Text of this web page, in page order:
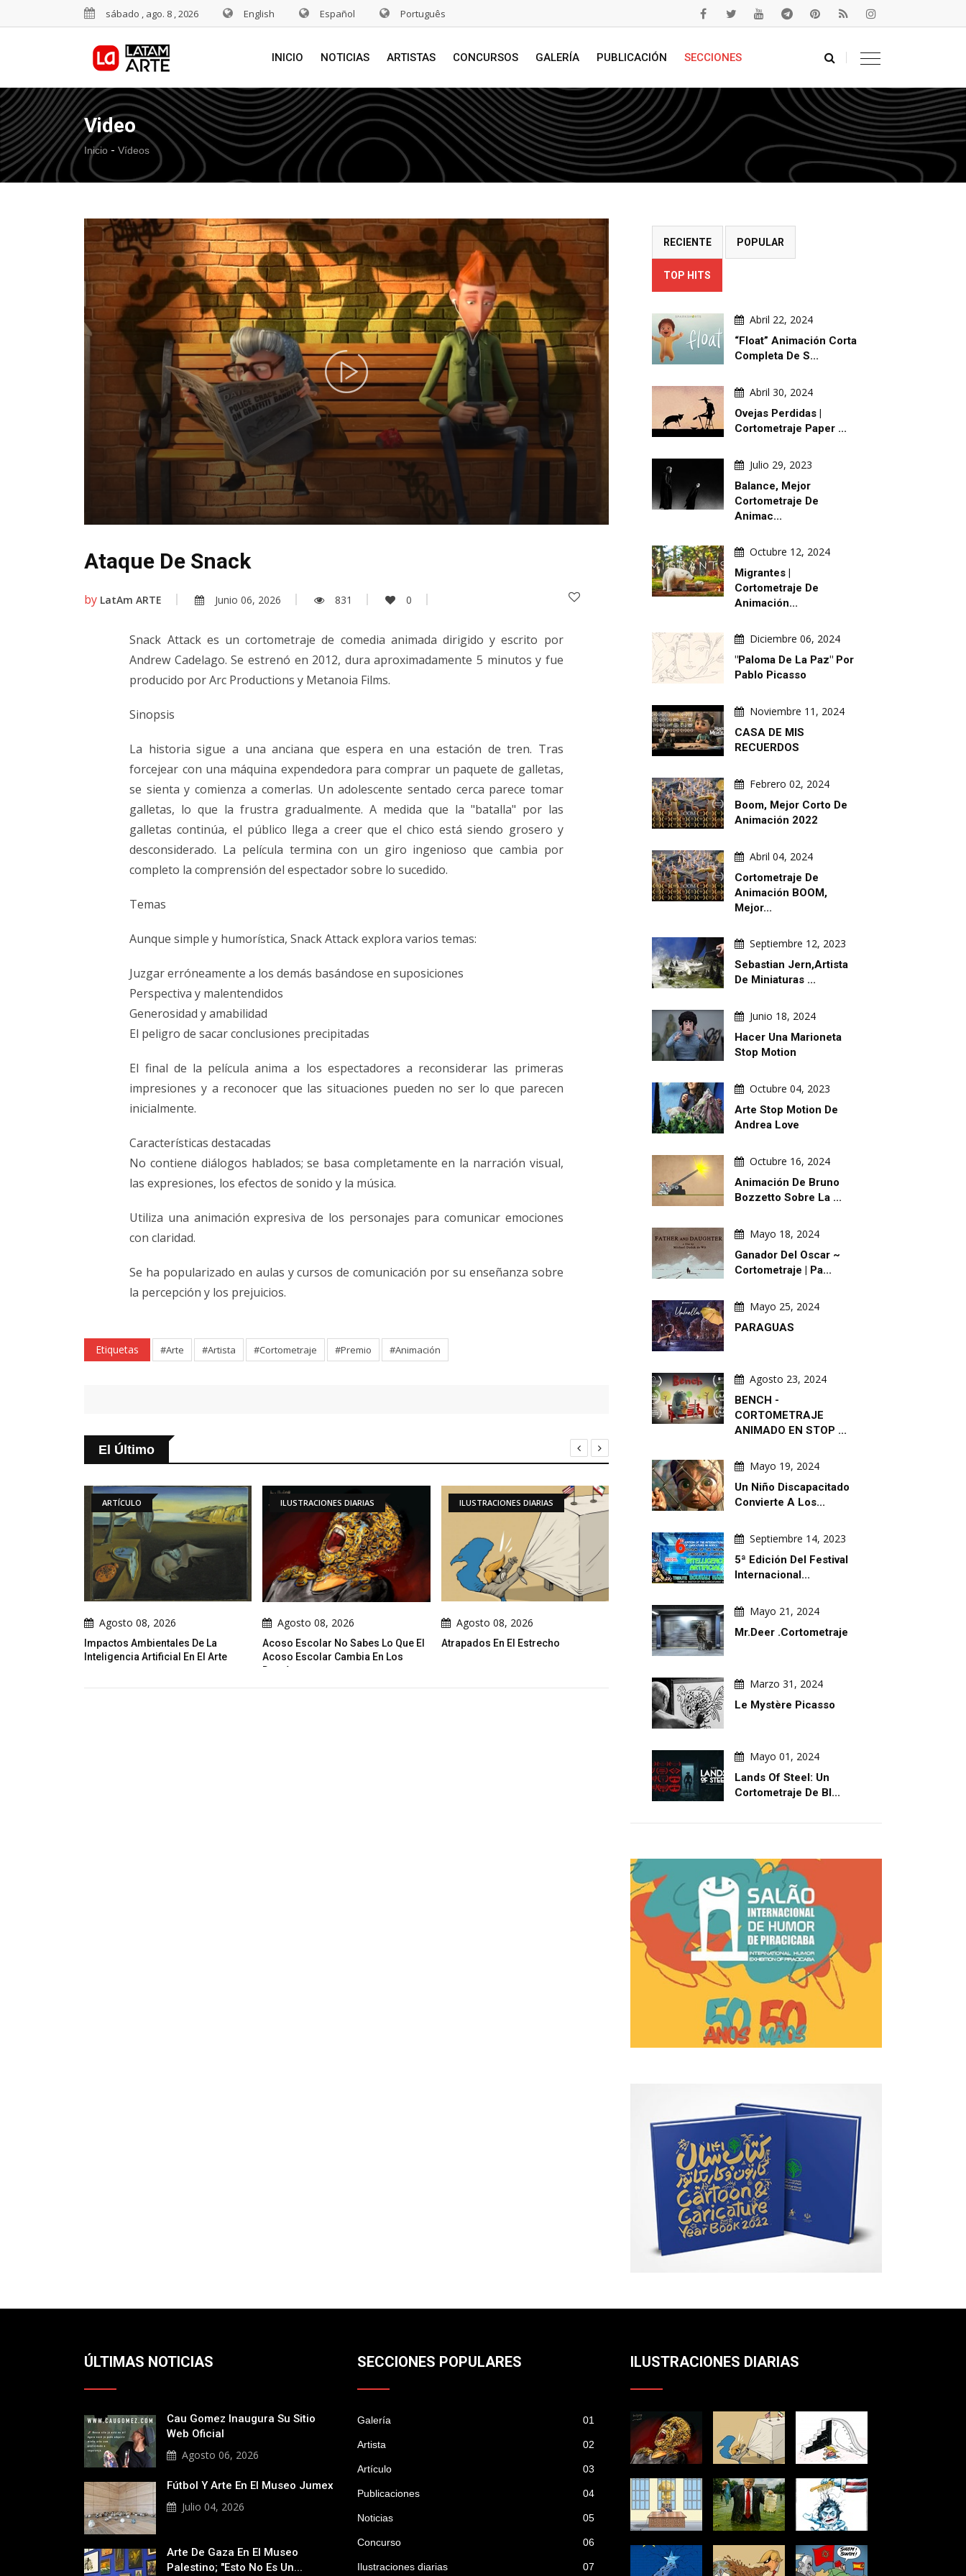
sábado , ago. 8 , 2026 English Español Português
INICIO NOTICIAS ARTISTAS CONCURSOS GALERÍA PUBLICACIÓN SECCIONES
Video
Inicio - Vídeos
Ataque De Snack
by LatAm ARTE Junio 06, 2026 831 0
Snack Attack es un cortometraje de comedia animada dirigido y escrito por
Andrew Cadelago. Se estrenó en 2012, dura aproximadamente 5 minutos y fue
producido por Arc Productions y Metanoia Films.
Sinopsis
La historia sigue a una anciana que espera en una estación de tren. Tras
forcejear con una máquina expendedora para comprar un paquete de galletas,
se sienta y comienza a comerlas. Un adolescente sentado cerca parece tomar
galletas, lo que la frustra gradualmente. A medida que la "batalla" por las
galletas continúa, el público llega a creer que el chico está siendo grosero y
desconsiderado. La película termina con un giro ingenioso que cambia por
completo la comprensión del espectador sobre lo sucedido.
Temas
Aunque simple y humorística, Snack Attack explora varios temas:
Juzgar erróneamente a los demás basándose en suposiciones
Perspectiva y malentendidos
Generosidad y amabilidad
El peligro de sacar conclusiones precipitadas
El final de la película anima a los espectadores a reconsiderar las primeras
impresiones y a reconocer que las situaciones pueden no ser lo que parecen
inicialmente.
Características destacadas
No contiene diálogos hablados; se basa completamente en la narración visual,
las expresiones, los efectos de sonido y la música.
Utiliza una animación expresiva de los personajes para comunicar emociones
con claridad.
Se ha popularizado en aulas y cursos de comunicación por su enseñanza sobre
la percepción y los prejuicios.
Etiquetas #Arte #Artista #Cortometraje #Premio #Animación
El Último
Ambientales De La
Artificial En El Arte
ILUSTRACIONES DIARIAS
Agosto 08, 2026
Acoso Escolar No Sabes Lo Que El
Acoso Escolar Cambia En Los
ILUSTRACIONES DIARIAS
Agosto 08, 2026
Atrapados En El Estrecho
GALERÍA
Agosto 08, 2026
Galería De Dibujos Humorísticos
ARTISTA
Agosto 07, 2026
Leo Arias
RECIENTE POPULAR
TOP HITS
Abril 22, 2024
“Float” Animación Corta
Completa De S...
Abril 30, 2024
Ovejas Perdidas |
Cortometraje Paper ...
Julio 29, 2023
Balance, Mejor
Cortometraje De
Animac...
Octubre 12, 2024
Migrantes |
Cortometraje De
Animación...
Diciembre 06, 2024
"Paloma De La Paz" Por
Pablo Picasso
Noviembre 11, 2024
CASA DE MIS
RECUERDOS
Febrero 02, 2024
Boom, Mejor Corto De
Animación 2022
Abril 04, 2024
Cortometraje De
Animación BOOM,
Mejor...
Septiembre 12, 2023
Sebastian Jern,artista
De Miniaturas ...
Junio 18, 2024
Hacer Una Marioneta
Stop Motion
Octubre 04, 2023
Arte Stop Motion De
Andrea Love
Octubre 16, 2024
Animación De Bruno
Bozzetto Sobre La ...
Mayo 18, 2024
Ganador Del Oscar ~
Cortometraje | Pa...
Mayo 25, 2024
PARAGUAS
Agosto 23, 2024
BENCH -
CORTOMETRAJE
ANIMADO EN STOP ...
Mayo 19, 2024
Un Niño Discapacitado
Convierte A Los...
Septiembre 14, 2023
5ª Edición Del Festival
Internacional...
Mayo 21, 2024
Mr.Deer .Cortometraje
Marzo 31, 2024
Le Mystère Picasso
Mayo 01, 2024
Lands Of Steel: Un
Cortometraje De Bl...
ÚLTIMAS NOTICIAS
Cau Gomez Inaugura Su Sitio
Web Oficial
Agosto 06, 2026
Fútbol Y Arte En El Museo Jumex
Julio 04, 2026
Arte De Gaza En El Museo
Palestino; "Esto No Es Un...
SECCIONES POPULARES
Galería 01
Artista 02
Artículo 03
Publicaciones 04
Noticias 05
Concurso 06
Ilustraciones diarias 07
ILUSTRACIONES DIARIAS